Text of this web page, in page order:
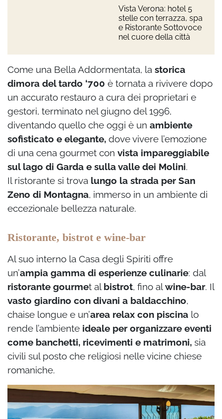
Vista Verona: hotel 5
stelle con terrazza, spa
e Ristorante Sottovoce
nel cuore della città
Come una Bella Addormentata, la storica
dimora del tardo ‘700 è tornata a rivivere dopo
un accurato restauro a cura dei proprietari e
gestori, terminato nel giugno del 1996,
diventando quello che oggi è un ambiente
sofisticato e elegante, dove vivere l’emozione
di una cena gourmet con vista impareggiabile
sul lago di Garda e sulla valle dei Molini.
Il ristorante si trova lungo la strada per San
Zeno di Montagna, immerso in un ambiente di
eccezionale bellezza naturale.
Ristorante, bistrot e wine-bar
Al suo interno la Casa degli Spiriti offre
un’ampia gamma di esperienze culinarie: dal
ristorante gourmet al bistrot, fino alwine-bar. Il
vasto giardino con divani a baldacchino,
chaise longue e un’area relax con piscina lo
rende l’ambiente ideale per organizzare eventi
come banchetti, ricevimenti e matrimoni, sia
civili sul posto che religiosi nelle vicine chiese
romaniche.